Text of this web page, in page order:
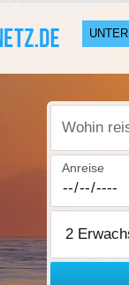
Wohin
Anreise